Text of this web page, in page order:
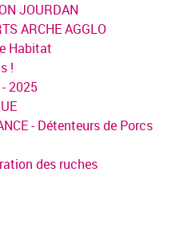
JOURDAN
ARCHE AGGLO
Habitat
!
2025
- Détenteurs de Porcs
des ruches